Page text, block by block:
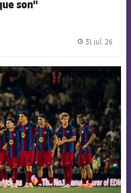
son"
31 jul. 26
Barcelona badge